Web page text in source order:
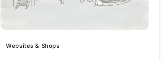
Websites & Shops